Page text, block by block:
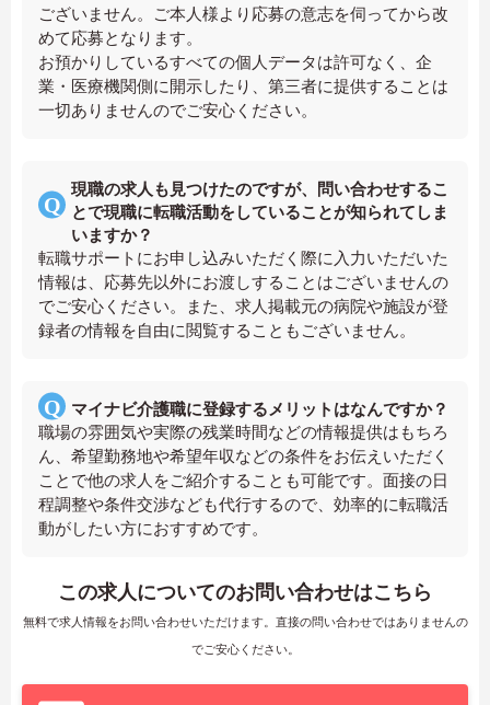
ございません。ご本人様より応募の意志を伺ってから改
めて応募となります。
お預かりしているすべての個人データは許可なく、企
業・医療機関側に開示したり、第三者に提供することは
一切ありませんのでご安心ください。
現職の求人も見つけたのですが、問い合わせするこ
とで現職に転職活動をしていることが知られてしま
いますか？
転職サポートにお申し込みいただく際に入力いただいた
情報は、応募先以外にお渡しすることはございませんの
でご安心ください。また、求人掲載元の病院や施設が登
録者の情報を自由に閲覧することもございません。
マイナビ介護職に登録するメリットはなんですか？
職場の雰囲気や実際の残業時間などの情報提供はもちろ
ん、希望勤務地や希望年収などの条件をお伝えいただく
ことで他の求人をご紹介することも可能です。面接の日
程調整や条件交渉なども代行するので、効率的に転職活
動がしたい方におすすめです。
この求人についてのお問い合わせはこちら
無料で求人情報をお問い合わせいただけます。直接の問い合わせではありませんの
でご安心ください。